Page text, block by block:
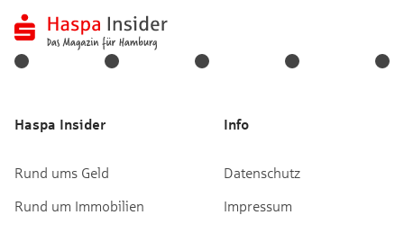
Haspa Insider
Rund ums Geld
Rund um Immobilien
Info
Datenschutz
Impressum